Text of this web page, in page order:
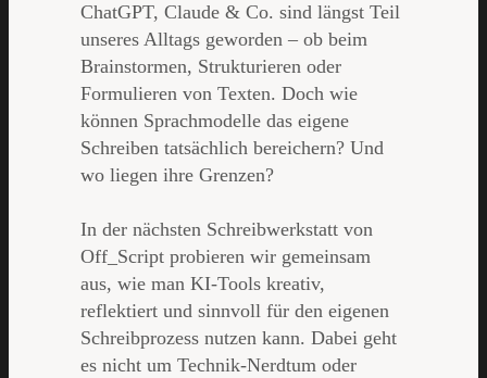
ChatGPT, Claude & Co. sind längst Teil
unseres Alltags geworden – ob beim
Brainstormen, Strukturieren oder
Formulieren von Texten. Doch wie
können Sprachmodelle das eigene
Schreiben tatsächlich bereichern? Und
wo liegen ihre Grenzen?
In der nächsten Schreibwerkstatt von
Off_Script probieren wir gemeinsam
aus, wie man KI-Tools kreativ,
reflektiert und sinnvoll für den eigenen
Schreibprozess nutzen kann. Dabei geht
es nicht um Technik-Nerdtum oder